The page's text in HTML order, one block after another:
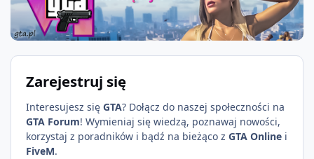
Zarejestruj się
Interesujesz się GTA? Dołącz do naszej społeczności na
GTA Forum! Wymieniaj się wiedzą, poznawaj nowości,
korzystaj z poradników i bądź na bieżąco z GTA Online i
FiveM.